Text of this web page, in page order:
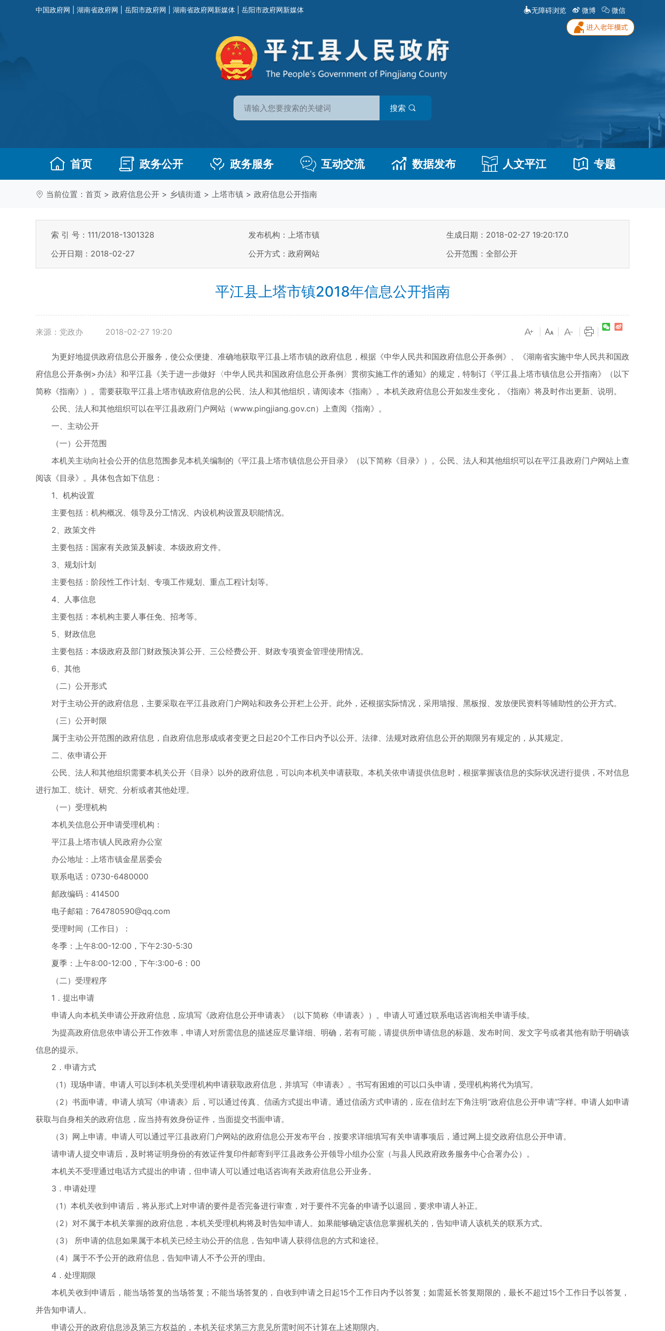
中国政府网 湖南省政府网 岳阳市政府网 湖南省政府网新媒体 岳阳市政府网新媒体 无障碍浏览 微博 微信
搜索
首页 政务公开 政务服务 互动交流 数据发布 人文平江 专题
当前位置： 首页 > 政府信息公开 > 乡镇街道 > 上塔市镇 > 政府信息公开指南
索 引 号：111/2018-1301328 发布机构：上塔市镇
生成日期：2018-02-27 19:20:17.0
公开日期：2018-02-27
公开方式：政府网站 公开范围：全部公开
平江县上塔市镇2018年信息公开指南
来源：党政办 2018-02-27 19:20
为更好地提供政府信息公开服务，使公众便捷、准确地获取平江县上塔市镇的政府信息，根据《中华人民共和国政府信息公开条例》、《湖南省实施中华人民共和国政
府信息公开条例>办法》和平江县《关于进一步做好〈中华人民共和国政府信息公开条例〉贯彻实施工作的通知》的规定，特制订《平江县上塔市镇信息公开指南》（以下
简称《指南》）。需要获取平江县上塔市镇政府信息的公民、法人和其他组织，请阅读本《指南》。本机关政府信息公开如发生变化，《指南》将及时作出更新、说明。
公民、法人和其他组织可以在平江县政府门户网站（www.pingjiang.gov.cn）上查阅《指南》。
一、主动公开
（一）公开范围
本机关主动向社会公开的信息范围参见本机关编制的《平江县上塔市镇信息公开目录》（以下简称《目录》）。公民、法人和其他组织可以在平江县政府门户网站上查
阅该《目录》。具体包含如下信息：
1、机构设置
主要包括：机构概况、领导及分工情况、内设机构设置及职能情况。
2、政策文件
主要包括：国家有关政策及解读、本级政府文件。
3、规划计划
主要包括：阶段性工作计划、专项工作规划、重点工程计划等。
4、人事信息
主要包括：本机构主要人事任免、招考等。
5、财政信息
主要包括：本级政府及部门财政预决算公开、三公经费公开、财政专项资金管理使用情况。
6、其他
（二）公开形式
对于主动公开的政府信息，主要采取在平江县政府门户网站和政务公开栏上公开。此外，还根据实际情况，采用墙报、黑板报、发放便民资料等辅助性的公开方式。
（三）公开时限
属于主动公开范围的政府信息，自政府信息形成或者变更之日起20个工作日内予以公开。法律、法规对政府信息公开的期限另有规定的，从其规定。
二、依申请公开
公民、法人和其他组织需要本机关公开《目录》以外的政府信息，可以向本机关申请获取。本机关依申请提供信息时，根据掌握该信息的实际状况进行提供，不对信息
进行加工、统计、研究、分析或者其他处理。
（一）受理机构
本机关信息公开申请受理机构：
平江县上塔市镇人民政府办公室
办公地址：上塔市镇金星居委会
联系电话：0730-6480000
邮政编码：414500
电子邮箱：764780590@qq.com
受理时间（工作日）：
冬季：上午8:00-12:00，下午2:30-5:30
夏季：上午8:00-12:00，下午:3:00-6：00
（二）受理程序
1．提出申请
申请人向本机关申请公开政府信息，应填写《政府信息公开申请表》（以下简称《申请表》）。申请人可通过联系电话咨询相关申请手续。
为提高政府信息依申请公开工作效率，申请人对所需信息的描述应尽量详细、明确，若有可能，请提供所申请信息的标题、发布时间、发文字号或者其他有助于明确该
信息的提示。
2．申请方式
（1）现场申请。申请人可以到本机关受理机构申请获取政府信息，并填写《申请表》。书写有困难的可以口头申请，受理机构将代为填写。
（2）书面申请。申请人填写《申请表》后，可以通过传真、信函方式提出申请。通过信函方式申请的，应在信封左下角注明“政府信息公开申请”字样。申请人如申请
获取与自身相关的政府信息，应当持有效身份证件，当面提交书面申请。
（3）网上申请。申请人可以通过平江县政府门户网站的政府信息公开发布平台，按要求详细填写有关申请事项后，通过网上提交政府信息公开申请。
请申请人提交申请后，及时将证明身份的有效证件复印件邮寄到平江县政务公开领导小组办公室（与县人民政府政务服务中心合署办公）。
本机关不受理通过电话方式提出的申请，但申请人可以通过电话咨询有关政府信息公开业务。
3．申请处理
（1）本机关收到申请后，将从形式上对申请的要件是否完备进行审查，对于要件不完备的申请予以退回，要求申请人补正。
（2）对不属于本机关掌握的政府信息，本机关受理机构将及时告知申请人。如果能够确定该信息掌握机关的，告知申请人该机关的联系方式。
（3） 所申请的信息如果属于本机关已经主动公开的信息，告知申请人获得信息的方式和途径。
（4）属于不予公开的政府信息，告知申请人不予公开的理由。
4．处理期限
本机关收到申请后，能当场答复的当场答复；不能当场答复的，自收到申请之日起15个工作日内予以答复；如需延长答复期限的，最长不超过15个工作日予以答复，
并告知申请人。
申请公开的政府信息涉及第三方权益的，本机关征求第三方意见所需时间不计算在上述期限内。